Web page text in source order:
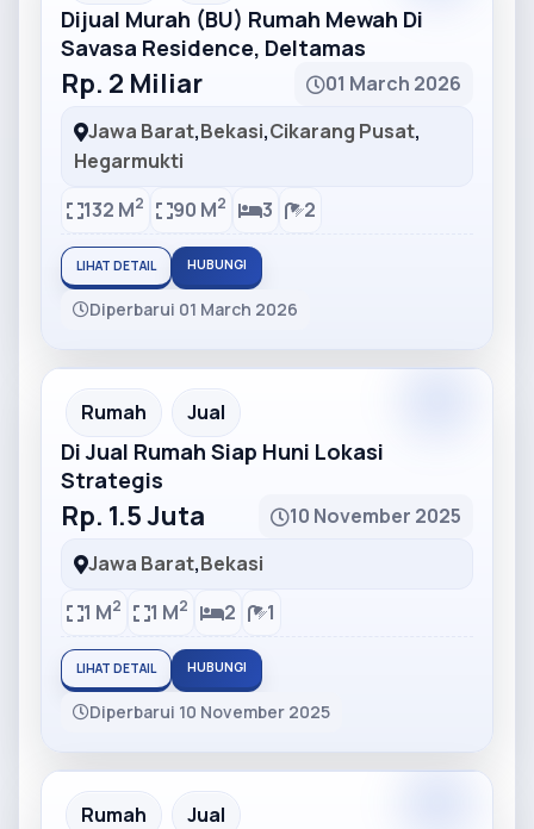
Dijual Murah (BU) Rumah Mewah Di
Savasa Residence, Deltamas
Rp. 2 Miliar
01 March 2026
Jawa Barat,Bekasi,Cikarang Pusat,
Hegarmukti
132 M2 90 M2 3 2
LIHAT DETAIL HUBUNGI
Diperbarui 01 March 2026
Partner Ad
Rumah Jual
Di Jual Rumah Siap Huni Lokasi
Strategis
Rp. 1.5 Juta
10 November 2025
Jawa Barat,Bekasi
1 M2 1 M2 2 1
LIHAT DETAIL HUBUNGI
Diperbarui 10 November 2025
Partner Ad
Rumah Jual